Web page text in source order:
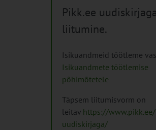
Pikk.ee uudiskirjaga
liitumine.
Isikuandmeid töötleme
Isikuandmete töötlemise
põhimõtetele
Täpsem liitumisvorm on
leitav https://
uudiskirjaga/